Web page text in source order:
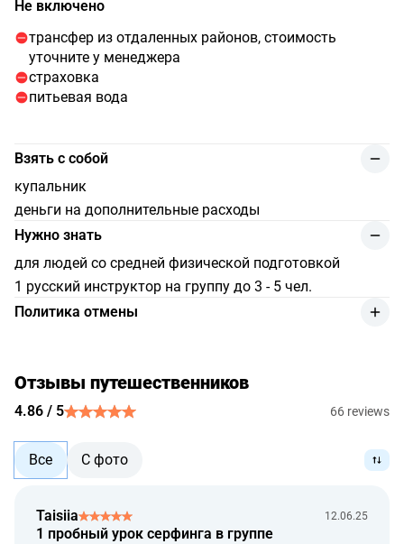
Не включено
трансфер из отдаленных районов, стоимость
уточните у менеджера
страховка
питьевая вода
Взять с собой
купальник
деньги на дополнительные расходы
Нужно знать
для людей со средней физической подготовкой
1 русский инструктор на группу до 3 - 5 чел.
Политика отмены
отмена сделана клиентом не менее чем за 48 часов до
возврат денежных средств осуществляется по курсу
обмена валют, установленному банком Индонезии на
день оплаты.
поставщика оказать услугу в полной мере.
Отзывы путешественников
4.86 / 5 66 reviews
Все С фото
Taisiia 12.06.25
1 пробный урок серфинга в группе